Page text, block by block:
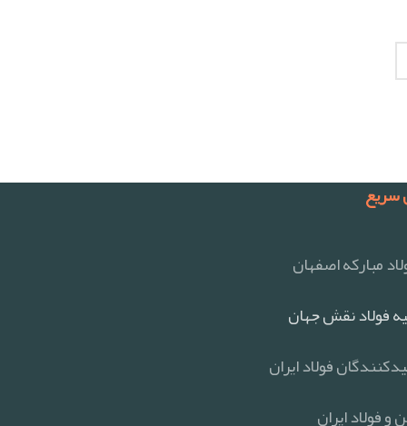
مبارکه اصفهان
فولاد نقش جهان
فولاد ایران
فولاد ایران